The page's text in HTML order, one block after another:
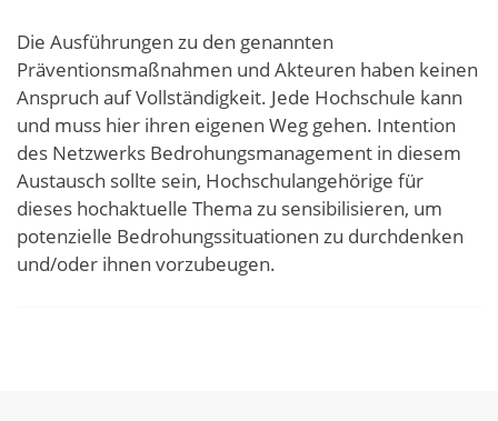
Die Ausführungen zu den genannten
Präventionsmaßnahmen und Akteuren haben keinen
Anspruch auf Vollständigkeit. Jede Hochschule kann
und muss hier ihren eigenen Weg gehen. Intention
des Netzwerks Bedrohungsmanagement in diesem
Austausch sollte sein, Hochschulangehörige für
dieses hochaktuelle Thema zu sensibilisieren, um
potenzielle Bedrohungssituationen zu durchdenken
und/oder ihnen vorzubeugen.